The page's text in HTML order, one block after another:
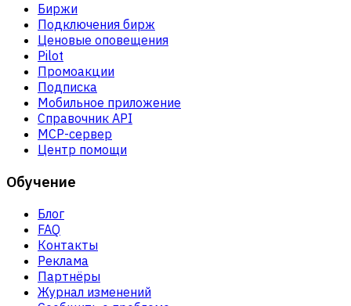
Биржи
Подключения бирж
Ценовые оповещения
Pilot
Промоакции
Подписка
Мобильное приложение
Справочник API
MCP-сервер
Центр помощи
Обучение
Блог
FAQ
Контакты
Реклама
Партнёры
Журнал изменений